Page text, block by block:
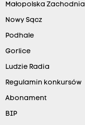
Małopolska Zachodnia
Nowy Sącz
Podhale
Gorlice
Ludzie Radia
Regulamin konkursów
Abonament
BIP